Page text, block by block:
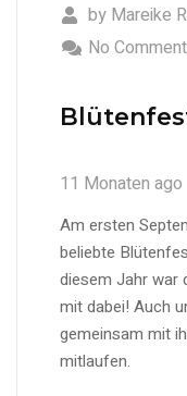
by Mareike
No
11 Monaten ago
Am ersten
beliebte
diesem Jahr war
mit dabei! Auch
gemeinsam mit
mitlaufen.